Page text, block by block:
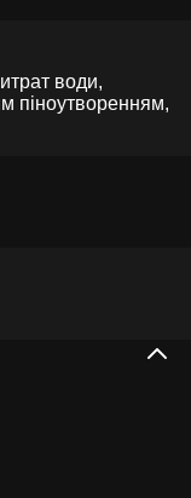
води,
піноутворенням,